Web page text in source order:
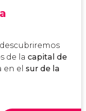
descubriremos
de la capital de
en el sur de la